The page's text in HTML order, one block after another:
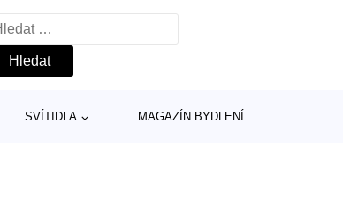
SVÍTIDLA MAGAZÍN BYDLENÍ